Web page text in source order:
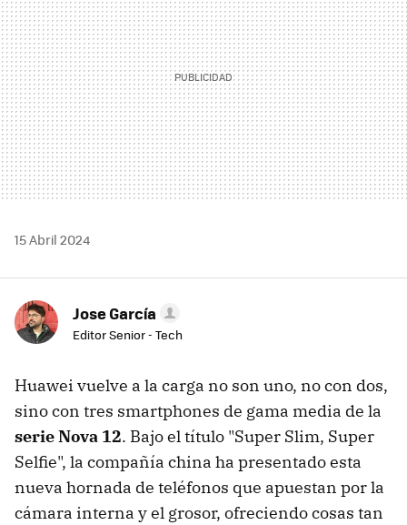
15 Abril 2024
Jose García
Editor Senior - Tech
Huawei vuelve a la carga no son uno, no con dos,
sino con tres smartphones de gama media de la
serie Nova 12. Bajo el título "Super Slim, Super
Selfie", la compañía china ha presentado esta
nueva hornada de teléfonos que apuestan por la
cámara interna y el grosor, ofreciendo cosas tan